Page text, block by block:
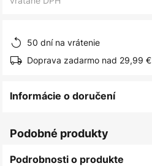
50 dní na vrátenie
Doprava zadarmo nad 29,99 €
Informácie o doručení
Podobné produkty
Podrobnosti o produkte